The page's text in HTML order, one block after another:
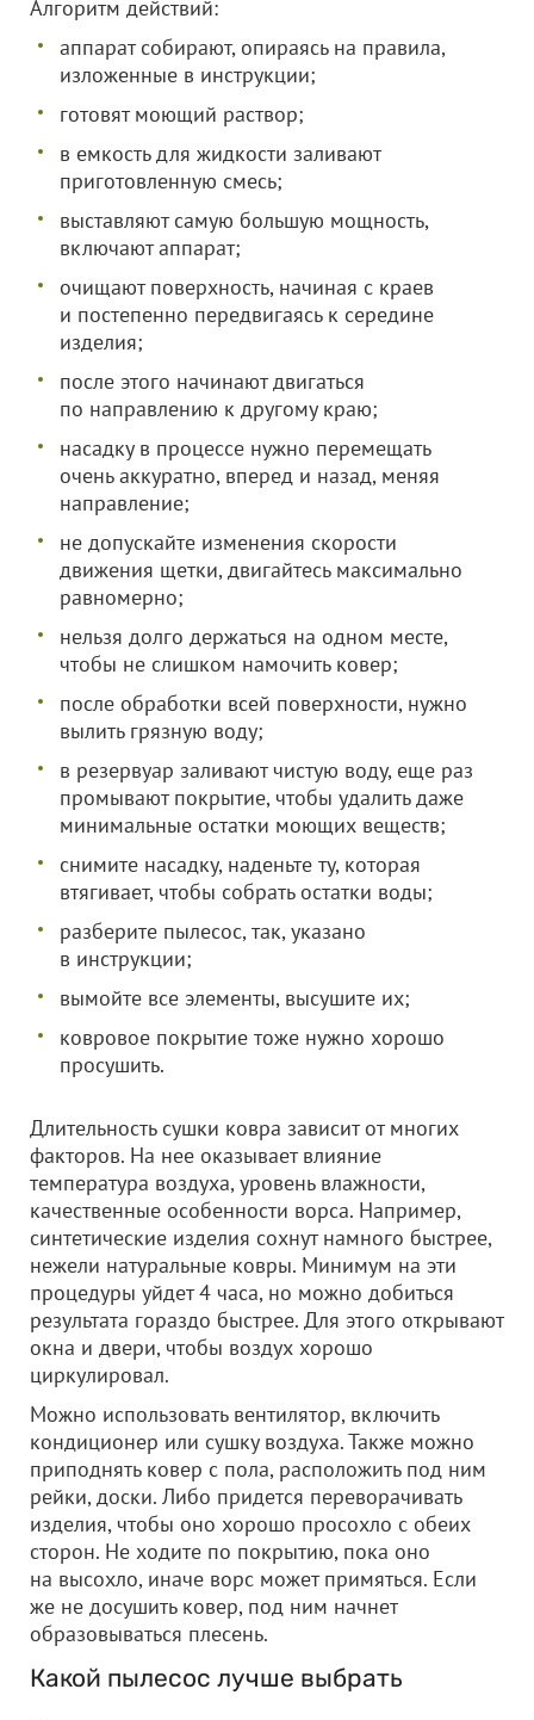
Алгоритм действий:
аппарат собирают, опираясь на правила,
изложенные в инструкции;
готовят моющий раствор;
в емкость для жидкости заливают
приготовленную смесь;
выставляют самую большую мощность,
включают аппарат;
очищают поверхность, начиная с краев
и постепенно передвигаясь к середине
изделия;
после этого начинают двигаться
по направлению к другому краю;
насадку в процессе нужно перемещать
очень аккуратно, вперед и назад, меняя
направление;
не допускайте изменения скорости
движения щетки, двигайтесь максимально
равномерно;
нельзя долго держаться на одном месте,
чтобы не слишком намочить ковер;
после обработки всей поверхности, нужно
вылить грязную воду;
в резервуар заливают чистую воду, еще раз
промывают покрытие, чтобы удалить даже
минимальные остатки моющих веществ;
снимите насадку, наденьте ту, которая
втягивает, чтобы собрать остатки воды;
разберите пылесос, так, указано
в инструкции;
вымойте все элементы, высушите их;
ковровое покрытие тоже нужно хорошо
просушить.
Длительность сушки ковра зависит от многих
факторов. На нее оказывает влияние
температура воздуха, уровень влажности,
качественные особенности ворса. Например,
синтетические изделия сохнут намного быстрее,
нежели натуральные ковры. Минимум на эти
процедуры уйдет 4 часа, но можно добиться
результата гораздо быстрее. Для этого открывают
окна и двери, чтобы воздух хорошо
циркулировал.
Можно использовать вентилятор, включить
кондиционер или сушку воздуха. Также можно
приподнять ковер с пола, расположить под ним
рейки, доски. Либо придется переворачивать
изделия, чтобы оно хорошо просохло с обеих
сторон. Не ходите по покрытию, пока оно
на высохло, иначе ворс может примяться. Если
же не досушить ковер, под ним начнет
образовываться плесень.
Какой пылесос лучше выбрать